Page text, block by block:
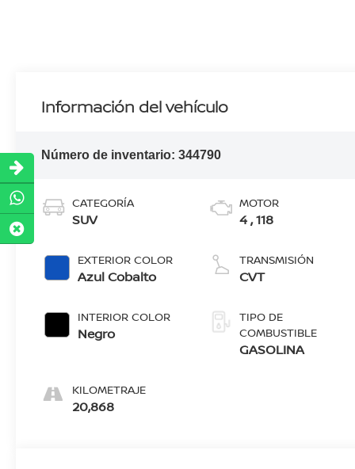
Información del vehículo
Número de inventario:344790
CATEGORÍA
SUV
EXTERIOR COLOR
Azul Cobalto
INTERIOR COLOR
Negro
KILOMETRAJE
20,868
MOTOR
4 , 118
TRANSMISIÓN
CVT
TIPO DE
COMBUSTIBLE
GASOLINA